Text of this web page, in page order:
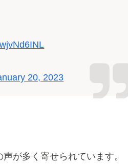
20, 2023
が多く寄せられています。